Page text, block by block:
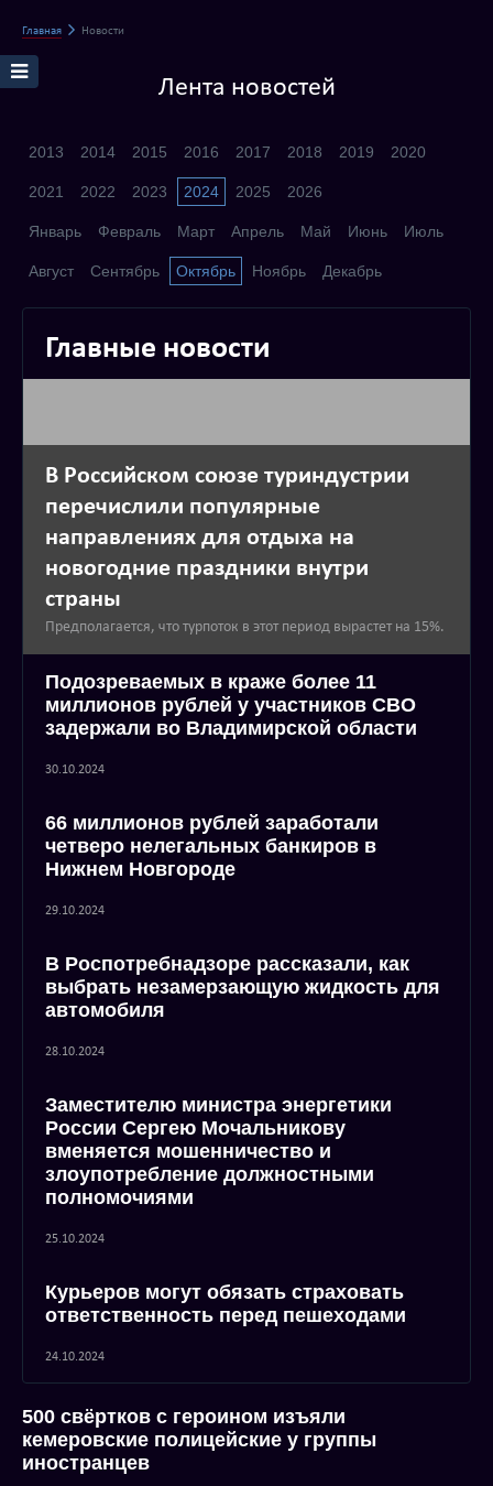
Главная Новости
Лента новостей
2013 2014 2015 2016 2017 2018 2019 2020
2021 2022 2023 2024 2025 2026
Январь Февраль Март Апрель Май Июнь Июль
Август Сентябрь Октябрь Ноябрь Декабрь
Главные новости
В Российском союзе туриндустрии
перечислили популярные
направлениях для отдыха на
новогодние праздники внутри
страны
Предполагается, что турпоток в этот период вырастет на 15%.
Подозреваемых в краже более 11
миллионов рублей у участников СВО
задержали во Владимирской области
30.10.2024
66 миллионов рублей заработали
четверо нелегальных банкиров в
Нижнем Новгороде
29.10.2024
В Роспотребнадзоре рассказали, как
выбрать незамерзающую жидкость для
автомобиля
28.10.2024
Заместителю министра энергетики
России Сергею Мочальникову
вменяется мошенничество и
злоупотребление должностными
полномочиями
25.10.2024
Курьеров могут обязать страховать
ответственность перед пешеходами
24.10.2024
500 свёртков с героином изъяли
кемеровские полицейские у группы
иностранцев